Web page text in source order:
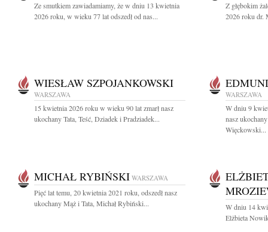
Ze smutkiem zawiadamiamy, że w dniu 13 kwietnia
2026 roku, w wieku 77 lat odszedł od nas...
Z głębokim
2026 roku dr.
WIESŁAW SZPOJANKOWSKI
WARSZAWA
15 kwietnia 2026 roku w wieku 90 lat zmarł nasz
ukochany Tata, Teść, Dziadek i Pradziadek...
WARSZAWA
W dniu 9
nasz
Więckowski...
MICHAŁ RYBIŃSKI WARSZAWA
Pięć lat temu, 20 kwietnia 2021 roku, odszedł nasz
ukochany Mąż i Tata, Michał Rybiński...
W dniu 14
Elżbieta